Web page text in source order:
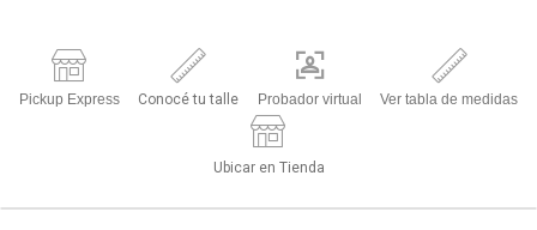
Pickup Express Conocé tu talle Probador virtual Ver tabla de medidas
Ubicar en Tienda